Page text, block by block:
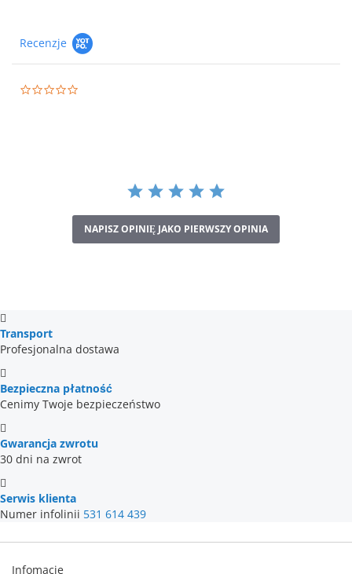
Recenzje
NAPISZ OPINIĘ JAKO PIERWSZY OPINIA
Transport
Profesjonalna dostawa
Bezpieczna płatność
Cenimy Twoje bezpieczeństwo
Gwarancja zwrotu
30 dni na zwrot
Serwis klienta
Numer infolinii 531 614 439
Infomacje